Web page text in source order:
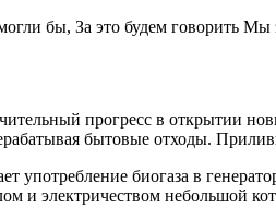
бы, За это будем говорить Мы
прогресс в открытии
бытовые отходы.
употребление биогаза в
и электричеством небольшой